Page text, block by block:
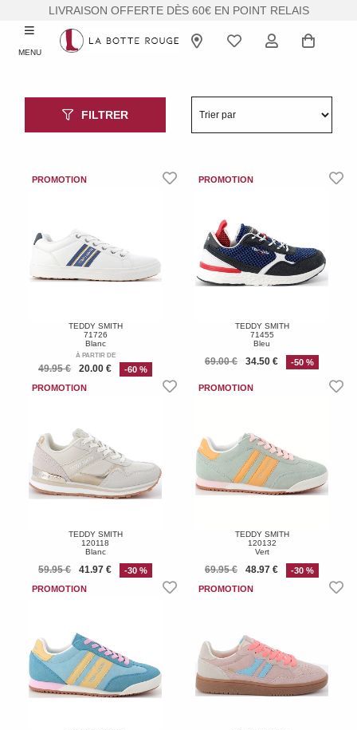
LIVRAISON OFFERTE DÈS 60€ EN POINT RELAIS
MENU
FILTRER
TEDDY SMITH
71726
Blanc
À PARTIR DE
49.95 € 20.00 € -60 %
TEDDY SMITH
71455
Bleu
69.00 € 34.50 € -50 %
TEDDY SMITH
120118
Blanc
59.95 € 41.97 € -30 %
TEDDY SMITH
120132
Vert
69.95 € 48.97 € -30 %